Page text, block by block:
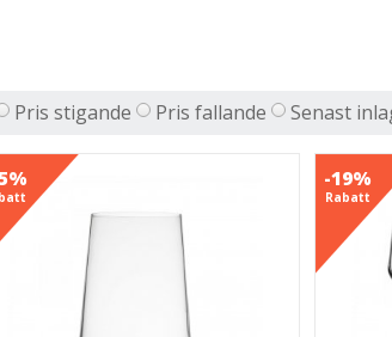
Pris stigande Pris fallande Senast
-19%
Rabatt